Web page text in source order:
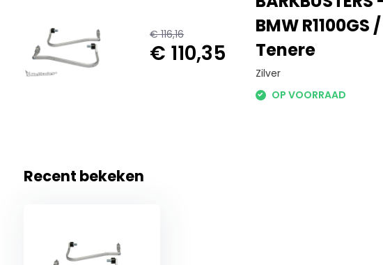
€ 116,16
€ 110,35
BMW
Tenere
Zilver
OP VOORRAAD
Recent bekeken